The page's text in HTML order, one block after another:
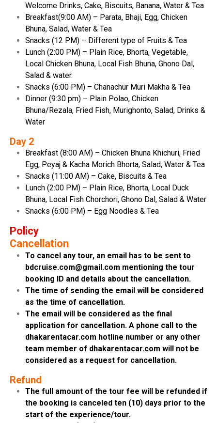
Welcome Drinks, Cake, Biscuits, Banana, Water & Tea
Breakfast(9:00 AM) – Parata, Bhaji, Egg, Chicken
Bhuna, Salad, Water & Tea
Snacks (12 PM) – Different type of Fruits & Tea
Lunch (2:00 PM) – Plain Rice, Bhorta, Vegetable,
Local Chicken Bhuna, Local Fish Bhuna, Ghono Dal,
Salad & water.
Snacks (6:00 PM) – Chanachur Muri Makha & Tea
Dinner (9:30 pm) – Plain Polao, Chicken
Bhuna/Rezala, Fried Fish, Murighonto, Salad, Drinks &
Water
Day 2
Breakfast (8:00 AM) – Chicken Bhuna Khichuri, Fried
Egg, Peyaj & Kacha Morich Bhorta, Salad, Water & Tea
Snacks (11:00 AM) – Cake, Biscuits & Tea
Lunch (2:00 PM) – Plain Rice, Bhorta, Local Duck
Bhuna, Local Fish Chorchori, Ghono Dal, Salad & Water
Snacks (6:00 PM) – Egg Noodles & Tea
Policy
Cancellation
To cancel any tour, an email has to be sent to
bdcruise.com@gmail.com mentioning the tour
booking ID and details about the cancellation.
The time of sending the email will be considered
as the time of cancellation.
The email will be considered as the final
application for cancellation. A phone call to the
dhakarentacar.com hotline number or any other
team member of dhakarentacar.com will not be
considered as a request for cancellation.
Refund
The full amount of the tour fee will be refunded if
the booking is canceled ten (10) days prior to the
start of the experience/tour.